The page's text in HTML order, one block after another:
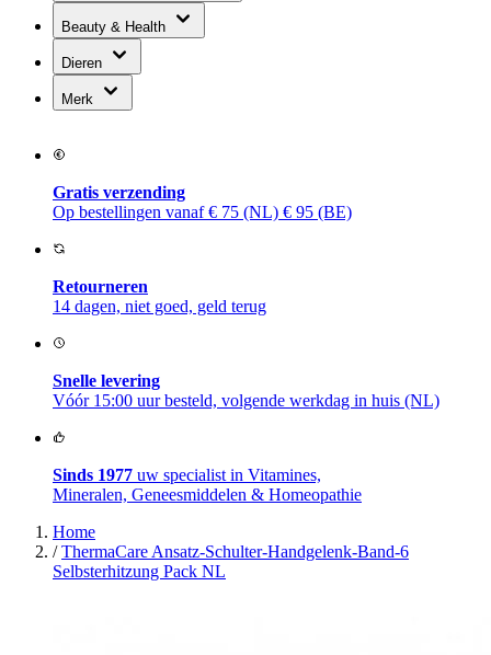
Beauty & Health
Dieren
Merk
Gratis verzending
Op bestellingen vanaf € 75 (NL) € 95 (BE)
Retourneren
14 dagen, niet goed, geld terug
Snelle levering
Vóór 15:00 uur besteld, volgende werkdag in huis (NL)
Sinds 1977 uw specialist in Vitamines,
Mineralen, Geneesmiddelen & Homeopathie
Home
/ ThermaCare Ansatz-Schulter-Handgelenk-Band-6
Selbsterhitzung Pack NL